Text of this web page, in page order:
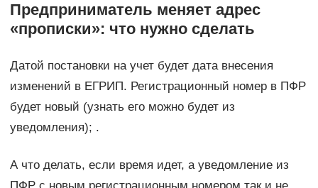
Предприниматель меняет адрес
«прописки»: что нужно сделать
Датой постановки на учет будет дата внесения
изменений в ЕГРИП. Регистрационный номер в ПФР
будет новый (узнать его можно будет из
уведомления); .
А что делать, если время идет, а уведомление из